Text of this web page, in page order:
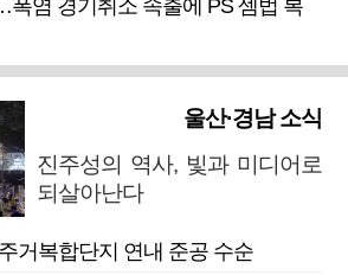
염 경기취소 속출에 PS 셈법 복
울산·경남 소식
진주성의 역사, 빛과 미디어로
되살아난다
거복합단지 연내 준공 수순